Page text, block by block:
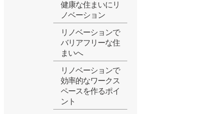
健康な住まいにリ
ノベーション
リノベーションで
バリアフリーな住
まいへ
リノベーションで
効率的なワークス
ペースを作るポイ
ント